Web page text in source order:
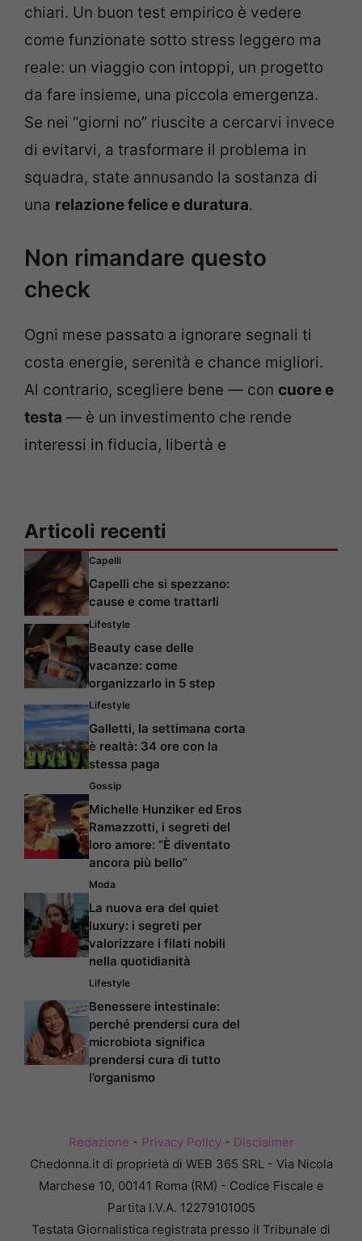
chiari. Un buon test empirico è vedere
come funzionate sotto stress leggero ma
reale: un viaggio con intoppi, un progetto
da fare insieme, una piccola emergenza.
Se nei “giorni no” riuscite a cercarvi invece
di evitarvi, a trasformare il problema in
squadra, state annusando la sostanza di
una relazione felice e duratura.
Non rimandare questo
check
Ogni mese passato a ignorare segnali ti
costa energie, serenità e chance migliori.
Al contrario, scegliere bene — con cuore e
testa — è un investimento che rende
interessi in fiducia, libertà e
Articoli recenti
Capelli
Capelli che si spezzano:
cause e come trattarli
Lifestyle
Beauty case delle
vacanze: come
organizzarlo in 5 step
Lifestyle
Galletti, la settimana corta
è realtà: 34 ore con la
stessa paga
Gossip
Michelle Hunziker ed Eros
Ramazzotti, i segreti del
loro amore: “È diventato
ancora più bello”
Moda
La nuova era del quiet
luxury: i segreti per
valorizzare i filati nobili
nella quotidianità
Lifestyle
Benessere intestinale:
perché prendersi cura del
microbiota significa
prendersi cura di tutto
l’organismo
Redazione - Privacy Policy- Disclaimer
Chedonna.it di proprietà di WEB 365 SRL - Via Nicola
Marchese 10, 00141 Roma (RM) - Codice Fiscale e
Partita I.V.A. 12279101005
Testata Giornalistica registrata presso il Tribunale di